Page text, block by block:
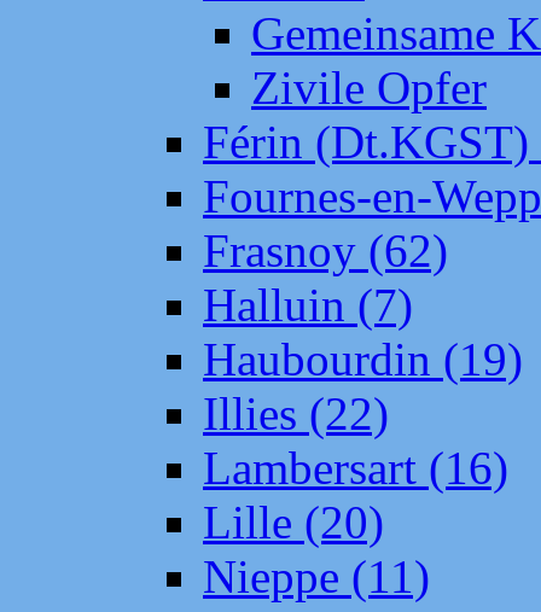
Gemeinsame
Zivile Opfer
Férin (Dt.KGST)
Fournes-en-
Frasnoy (62)
Halluin (7)
Haubourdin (19)
Illies (22)
Lambersart (16)
Lille (20)
Nieppe (11)